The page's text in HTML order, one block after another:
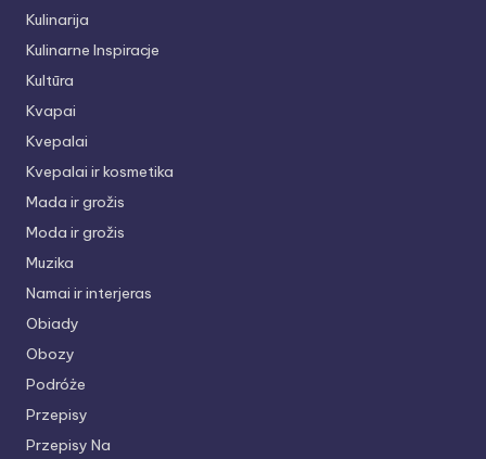
Kulinarija
Kulinarne Inspiracje
Kultūra
Kvapai
Kvepalai
Kvepalai ir kosmetika
Mada ir grožis
Moda ir grožis
Muzika
Namai ir interjeras
Obiady
Obozy
Podróże
Przepisy
Przepisy Na